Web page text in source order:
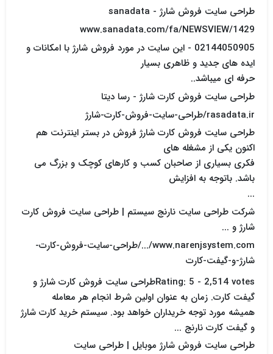
طراحی سایت فروش شارژ - sanadata
www.sanadata.com/fa/NEWSVIEW/1429
02144050905 - این سایت در مورد فروش شارژ با امکانات و
ایده های جدید و ظاهری بسیار
حرفه ای میباشد..
طراحی سایت فروش کارت شارژ - رسا دیتا
rasadata.ir/طراحی-سایت-فروش-کارت-شارژ
طراحی سایت فروش کارت شارژ فروش در بستر اینترنت هم
اکنون یکی از مشغله های
فکری بسیاری از صاحبان کسب و کارهای کوچک و بزرگ می
باشد. باتوجه به افزایش
...
شرکت طراحی سایت نارنج سیستم | طراحی سایت فروش کارت
شارژ و ...
www.narenjsystem.com/.../طراحی-سایت-فروش-کارت-
شارژ-و-گیفت-کارت
Rating: 5 - 2,514 votesطراحی سایت فروش کارت شارژ و
گیفت کارت. زمان به عنوان اولین شرط انجام هر معامله
همیشه مورد توجه خریداران خواهد بود. سیستم خرید کارت شارژ
و گیفت کارت نارنج ...
طراحی سایت فروش شارژ موبایل | طراحی سایت